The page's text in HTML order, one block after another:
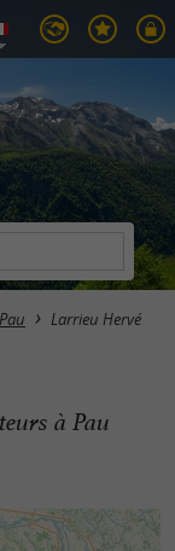
Pau Larrieu Hervé
à Pau